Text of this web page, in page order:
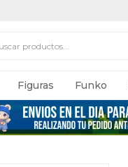
Figuras Funko